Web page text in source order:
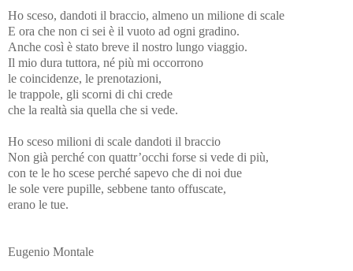
Ho sceso, dandoti il braccio, almeno un milione di scale
E ora che non ci sei è il vuoto ad ogni gradino.
Anche così è stato breve il nostro lungo viaggio.
Il mio dura tuttora, né più mi occorrono
le coincidenze, le prenotazioni,
le trappole, gli scorni di chi crede
che la realtà sia quella che si vede.
Ho sceso milioni di scale dandoti il braccio
Non già perché con quattr’occhi forse si vede di più,
con te le ho scese perché sapevo che di noi due
le sole vere pupille, sebbene tanto offuscate,
erano le tue.
Eugenio Montale